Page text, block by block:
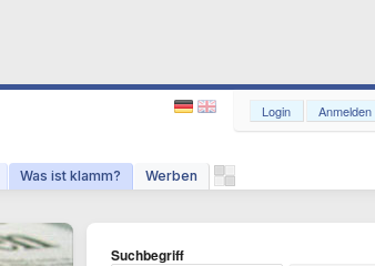
Was ist klamm? Werben
Login Anmelden
Suchbegriff